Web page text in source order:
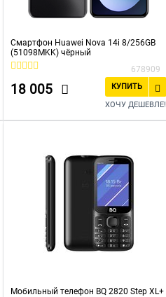
Смартфон Huawei Nova 14i 8/256GB
(51098MKK) чёрный
678909
18 005
КУПИТЬ
ХОЧУ ДЕШЕВЛЕ!
Мобильный телефон BQ 2820 Step XL+